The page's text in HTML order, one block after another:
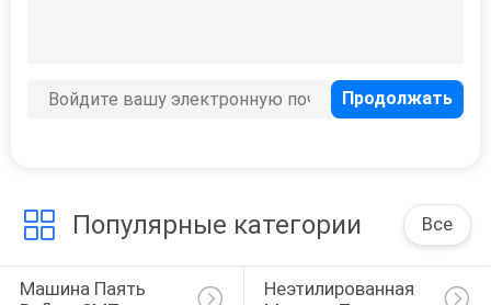
Популярные категории Все
Машина Паять
Неэтилированная